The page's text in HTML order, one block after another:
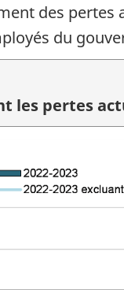
des pertes
du
les pertes